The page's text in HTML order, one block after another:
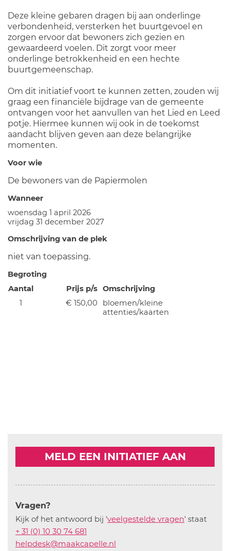
Deze kleine gebaren dragen bij aan onderlinge
verbondenheid, versterken het buurtgevoel en
zorgen ervoor dat bewoners zich gezien en
gewaardeerd voelen. Dit zorgt voor meer
onderlinge betrokkenheid en een hechte
buurtgemeenschap.
Om dit initiatief voort te kunnen zetten, zouden wij
graag een financiële bijdrage van de gemeente
ontvangen voor het aanvullen van het Lied en Leed
potje. Hiermee kunnen wij ook in de toekomst
aandacht blijven geven aan deze belangrijke
momenten.
Voor wie
De bewoners van de Papiermolen
Wanneer
woensdag 1 april 2026
vrijdag 31 december 2027
Omschrijving van de plek
niet van toepassing.
Begroting
Aantal
Prijs p/s Omschrijving
1
€ 150,00
bloemen/kleine
attenties/kaarten
MELD EEN INITIATIEF AAN
Vragen?
Kijk of het antwoord bij 'veelgestelde vragen' staat
+ 31 (0) 10 30 74 681
helpdesk@maakcapelle.nl